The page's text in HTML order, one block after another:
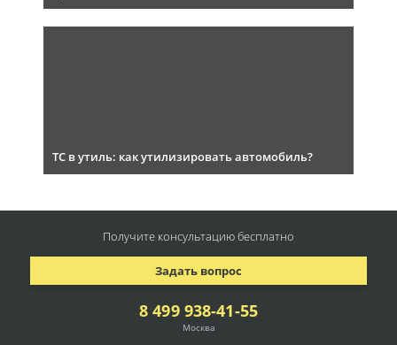
ТС в утиль: как утилизировать автомобиль?
8 499 938-41-55
Москва
Задать вопрос
Получите консультациюбесплатно